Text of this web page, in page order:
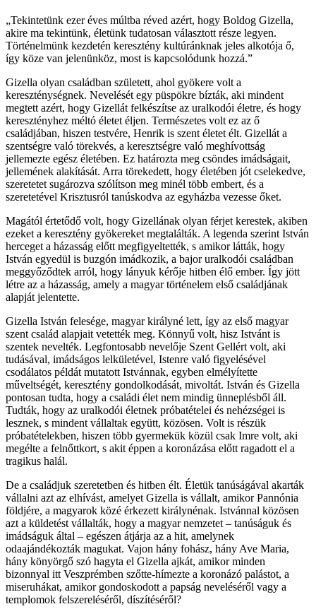
„Tekintetünk ezer éves múltba réved azért, hogy Boldog Gizella,
akire ma tekintünk, életünk tudatosan választott része legyen.
Történelmünk kezdetén keresztény kultúránknak jeles alkotója ő,
így köze van jelenünköz, most is kapcsolódunk hozzá.”
Gizella olyan családban született, ahol gyökere volt a
kereszténységnek. Nevelését egy püspökre bízták, aki mindent
megtett azért, hogy Gizellát felkészítse az uralkodói életre, és hogy
keresztényhez méltó életet éljen. Természetes volt ez az ő
családjában, hiszen testvére, Henrik is szent életet élt. Gizellát a
szentségre való törekvés, a keresztségre való meghívottság
jellemezte egész életében. Ez határozta meg csöndes imádságait,
jellemének alakítását. Arra törekedett, hogy életében jót cselekedve,
szeretetet sugározva szólítson meg minél több embert, és a
szeretetével Krisztusról tanúskodva az egyházba vezesse őket.
Magától értetődő volt, hogy Gizellának olyan férjet kerestek, akiben
ezeket a keresztény gyökereket megtalálták. A legenda szerint István
herceget a házasság előtt megfigyeltették, s amikor látták, hogy
István egyedül is buzgón imádkozik, a bajor uralkodói családban
meggyőződtek arról, hogy lányuk kérője hitben élő ember. Így jött
létre az a házasság, amely a magyar történelem első családjának
alapját jelentette.
Gizella István felesége, magyar királyné lett, így az első magyar
szent család alapjait vetették meg. Könnyű volt, hisz Istvánt is
szentek nevelték. Legfontosabb nevelője Szent Gellért volt, aki
tudásával, imádságos lelkületével, Istenre való figyelésével
csodálatos példát mutatott Istvánnak, egyben elmélyítette
műveltségét, keresztény gondolkodását, mivoltát. István és Gizella
pontosan tudta, hogy a családi élet nem mindig ünneplésből áll.
Tudták, hogy az uralkodói életnek próbatételei és nehézségei is
lesznek, s mindent vállaltak együtt, közösen. Volt is részük
próbatételekben, hiszen több gyermekük közül csak Imre volt, aki
megélte a felnőttkort, s akit éppen a koronázása előtt ragadott el a
tragikus halál.
De a családjuk szeretetben és hitben élt. Életük tanúságával akarták
vállalni azt az elhívást, amelyet Gizella is vállalt, amikor Pannónia
földjére, a magyarok közé érkezett királynénak. Istvánnal közösen
azt a küldetést vállalták, hogy a magyar nemzetet – tanúságuk és
imádságuk által – egészen átjárja az a hit, amelynek
odaajándékozták magukat. Vajon hány fohász, hány Ave Maria,
hány könyörgő szó hagyta el Gizella ajkát, amikor minden
bizonnyal itt Veszprémben szőtte-hímezte a koronázó palástot, a
miseruhákat, amikor gondoskodott a papság neveléséről vagy a
templomok felszereléséről, díszítéséről?